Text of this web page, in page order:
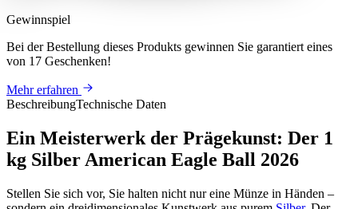
Gewinnspiel
Bei der Bestellung dieses Produkts gewinnen Sie garantiert eines
von 17 Geschenken!
Mehr erfahren
BeschreibungTechnische Daten
Ein Meisterwerk der Prägekunst: Der 1
kg Silber American Eagle Ball 2026
Stellen Sie sich vor, Sie halten nicht nur eine Münze in Händen –